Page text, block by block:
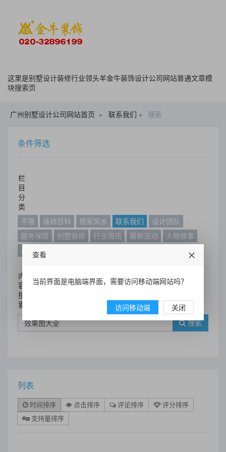
这里是别墅设计装修行业领头羊金牛装饰设计公司网站普通文章模
块搜索页
广州别墅设计公司网站首页 联系我们 搜索
条件筛选
栏
目
分
类
不限
装修百科 居家风水 联系我们
设计团队
服务保障
别墅装修 行业资讯 最新活动
人物故事
最新动态
内
容
搜
索
搜索
列表
时间排序 点击排序 评论排序
评分排序
支持量排序
查看
当前界面是电脑端界面，需要访问移动端网站吗？
访问移动端 关闭